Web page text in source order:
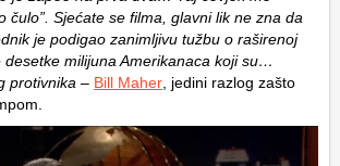
čulo”. Sjećate se filma, glavni lik ne zna da
je podigao zanimljivu tužbu o raširenoj
desetke milijuna Amerikanaca koji su…
protivnika – Bill Maher , jedini razlog zašto